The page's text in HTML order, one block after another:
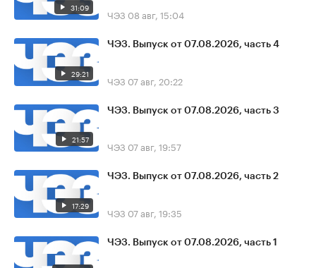
31:09 ЧЭЗ 08 авг, 15:04
29:21
ЧЭЗ. Выпуск от 07.08.2026, часть 4
ЧЭЗ 07 авг, 20:22
21:57
ЧЭЗ. Выпуск от 07.08.2026, часть 3
ЧЭЗ 07 авг, 19:57
17:29
ЧЭЗ. Выпуск от 07.08.2026, часть 2
ЧЭЗ 07 авг, 19:35
ЧЭЗ. Выпуск от 07.08.2026, часть 1